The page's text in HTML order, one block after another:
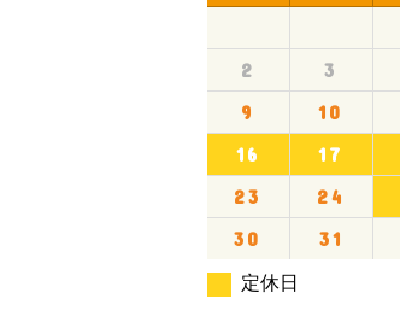
2
3
9
10
16
17
23
24
30
31
定休日